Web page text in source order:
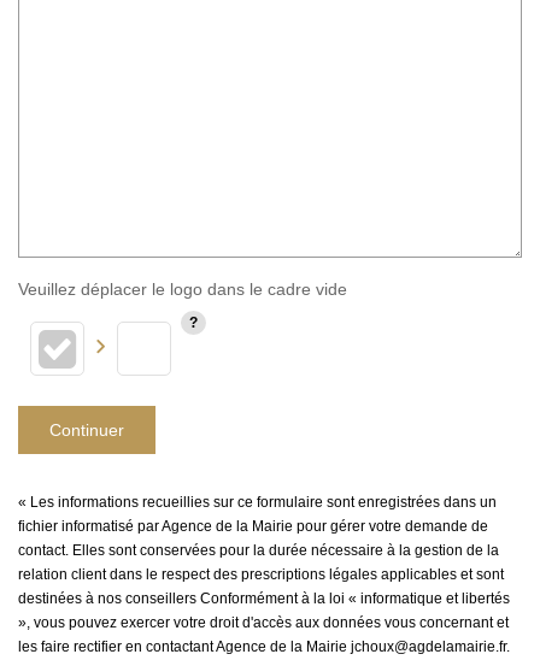
Veuillez déplacer le logo dans le cadre vide
Continuer
« Les informations recueillies sur ce formulaire sont enregistrées dans un
fichier informatisé par Agence de la Mairie pour gérer votre demande de
contact. Elles sont conservées pour la durée nécessaire à la gestion de la
relation client dans le respect des prescriptions légales applicables et sont
destinées à nos conseillers Conformément à la loi « informatique et libertés
», vous pouvez exercer votre droit d'accès aux données vous concernant et
les faire rectifier en contactant Agence de la Mairie jchoux@agdelamairie.fr.